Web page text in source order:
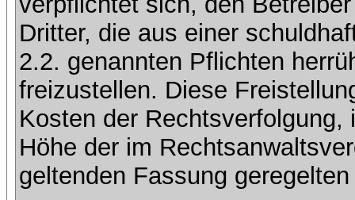
Dritter, die aus einer
2.2. genannten Pflichten
freizustellen. Diese
Kosten der
Höhe der im
geltenden Fassung